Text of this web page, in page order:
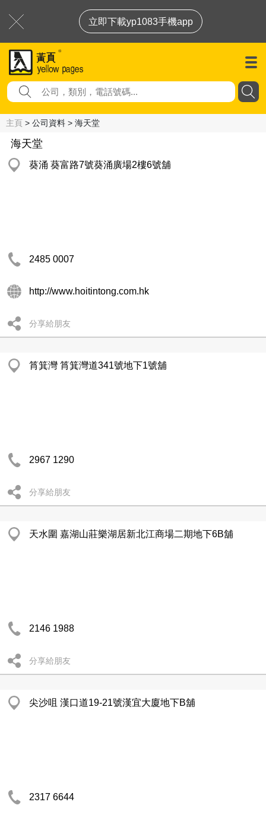
立即下載yp1083手機app
主頁 > 公司資料 > 海天堂
海天堂
葵涌 葵富路7號葵涌廣場2樓6號舖
2485 0007
http://www.hoitintong.com.hk
分享給朋友
筲箕灣 筲箕灣道341號地下1號舖
2967 1290
分享給朋友
天水圍 嘉湖山莊樂湖居新北江商場二期地下6B舖
2146 1988
分享給朋友
尖沙咀 漢口道19-21號漢宜大廈地下B舖
2317 6644